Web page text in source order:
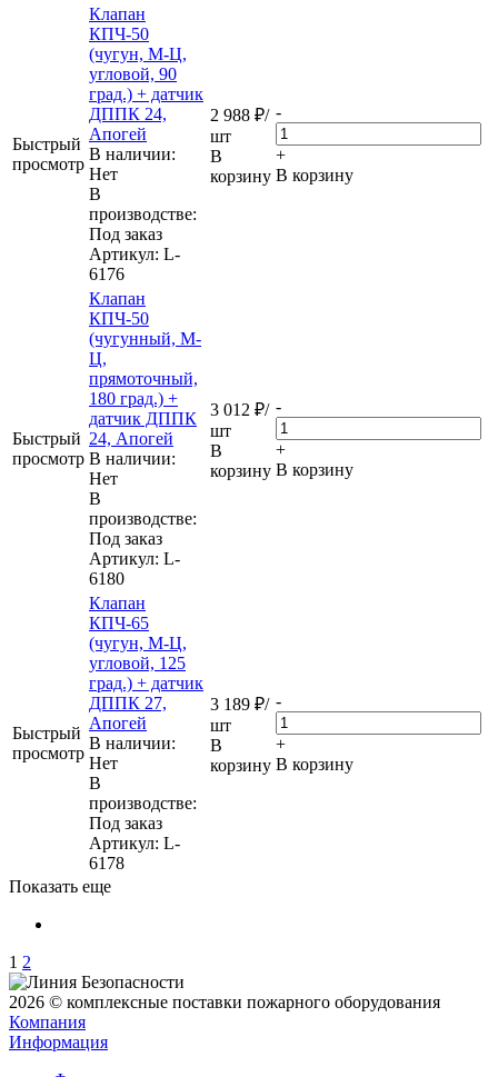
Быстрый
просмотр
Клапан
КПЧ-50
(чугун, М-Ц,
угловой, 90
град.) + датчик
ДППК 24,
Апогей
В наличии:
Нет
В
производстве:
Под заказ
Артикул: L-
6176
2 988 ₽/
шт
В
корзину
-
+
В корзину
Быстрый
просмотр
Клапан
КПЧ-50
(чугунный, М-
Ц,
прямоточный,
180 град.) +
датчик ДППК
24, Апогей
В наличии:
Нет
В
производстве:
Под заказ
Артикул: L-
6180
3 012 ₽/
шт
В
корзину
-
+
В корзину
Быстрый
просмотр
Клапан
КПЧ-65
(чугун, М-Ц,
угловой, 125
град.) + датчик
ДППК 27,
Апогей
В наличии:
Нет
В
производстве:
Под заказ
Артикул: L-
6178
3 189 ₽/
шт
В
корзину
-
+
В корзину
Показать еще
1 2
2026 © комплексные поставки пожарного оборудования
Компания
Информация